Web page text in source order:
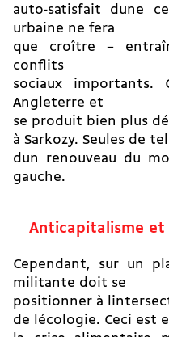
auto-satisfait dune
urbaine ne fera
que croître –
conflits
sociaux importants.
Angleterre et
se produit bien plus
à Sarkozy. Seules de
dun renouveau du
gauche.
Anticapitalisme et
Cependant, sur un
militante doit se
positionner à
de lécologie. Ceci est